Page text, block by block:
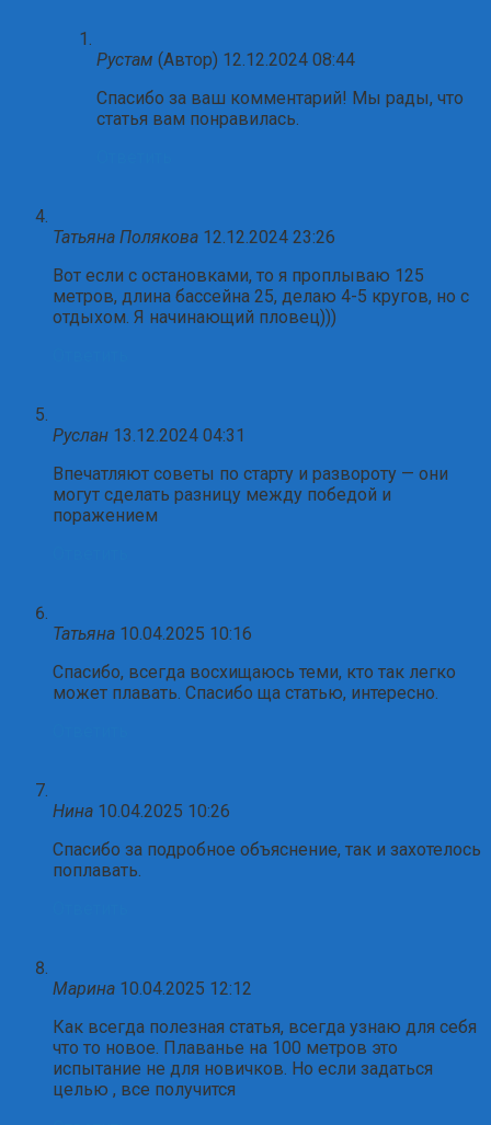
Рустам (Автор) 12.12.2024 08:44
Спасибо за ваш комментарий! Мы рады, что
статья вам понравилась.
Татьяна Полякова 12.12.2024 23:26
Вот если с остановками, то я проплываю 125
метров, длина бассейна 25, делаю 4-5 кругов, но с
отдыхом. Я начинающий пловец)))
Руслан 13.12.2024 04:31
Впечатляют советы по старту и развороту — они
могут сделать разницу между победой и
поражением
Татьяна 10.04.2025 10:16
Спасибо, всегда восхищаюсь теми, кто так легко
может плавать. Спасибо ща статью, интересно.
Нина 10.04.2025 10:26
Спасибо за подробное объяснение, так и захотелось
поплавать.
Марина 10.04.2025 12:12
Как всегда полезная статья, всегда узнаю для себя
что то новое. Плаванье на 100 метров это
испытание не для новичков. Но если задаться
целью , все получится